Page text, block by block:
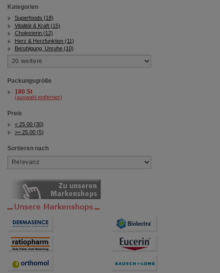
Kategorien
Superfoods (18)
Vitalität & Kraft (15)
Cholesterin (12)
Herz & Herzfunktion (11)
Beruhigung, Unruhe (10)
Packungsgröße
180 St
(auswahl entfernen)
Preis
< 25.00 (30)
>= 25.00 (5)
Sortieren nach